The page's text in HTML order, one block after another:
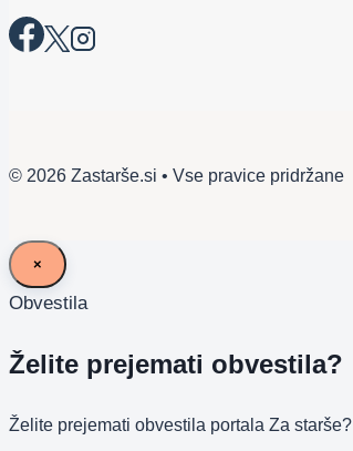
© 2026 Zastarše.si • Vse pravice pridržane
×
Obvestila
Želite prejemati obvestila?
Želite prejemati obvestila portala Za starše?